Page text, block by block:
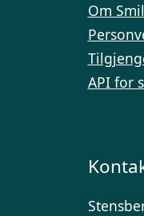
Om
API for